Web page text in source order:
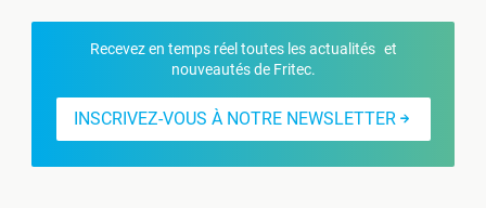
Recevez en temps réel toutes les actualités et
nouveautés de Fritec.
INSCRIVEZ-VOUS À NOTRE NEWSLETTER